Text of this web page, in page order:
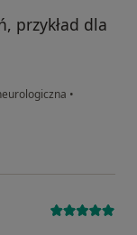
przykład dla
•